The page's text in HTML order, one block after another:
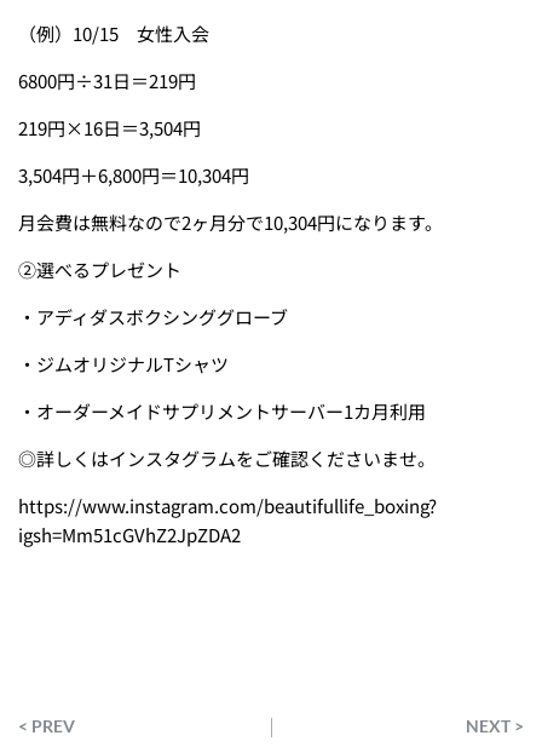
（例）10/15 女性入会
6800円÷31日＝219円
219円×16日＝3,504円
3,504円＋6,800円＝10,304円
月会費は無料なので2ヶ月分で10,304円になります。
②選べるプレゼント
・アディダスボクシンググローブ
・ジムオリジナルTシャツ
・オーダーメイドサプリメントサーバー1カ月利用
◎詳しくはインスタグラムをご確認くださいませ。
https://www.instagram.com/beautifullife_boxing?
igsh=Mm51cGVhZ2JpZDA2
< PREV NEXT >